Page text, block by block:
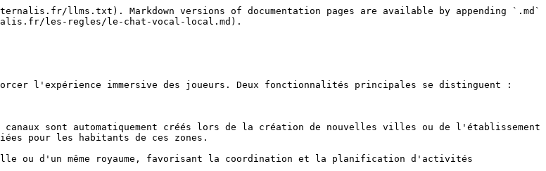
llms.txt). Markdown versions of documentation pages are available by appending `.md`
les-regles/le-chat-vocal-local.md).
l'expérience immersive des joueurs. Deux fonctionnalités principales se distinguent :
canaux sont automatiquement créés lors de la création de nouvelles villes ou de l'établissement
pour les habitants de ces zones.
ville ou d'un même royaume, favorisant la coordination et la planification d'activités